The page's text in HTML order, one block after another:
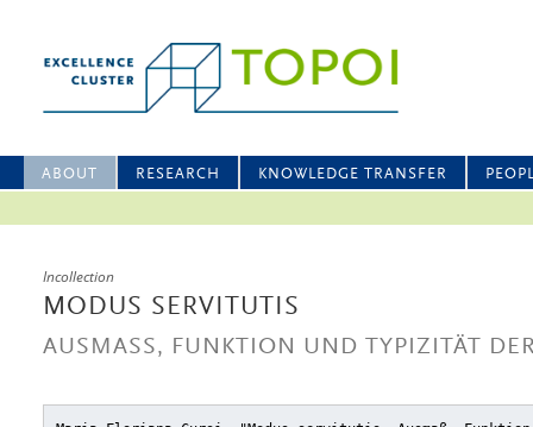
ABOUT RESEARCH KNOWLEDGE TRANSFER
Incollection
MODUS SERVITUTIS
AUSMASS, FUNKTION UND TYPIZITÄT DER